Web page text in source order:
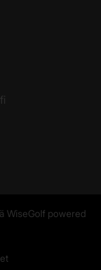
WiseGolfpowered